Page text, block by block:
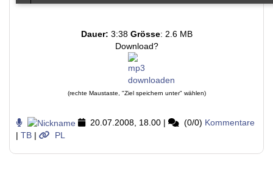
Dauer: 3:38 Grösse: 2.6 MB
Download?
(rechte Maustaste, "Ziel speichern unter" wählen)
20.07.2008, 18.00 | (0/0) Kommentare
| TB | PL